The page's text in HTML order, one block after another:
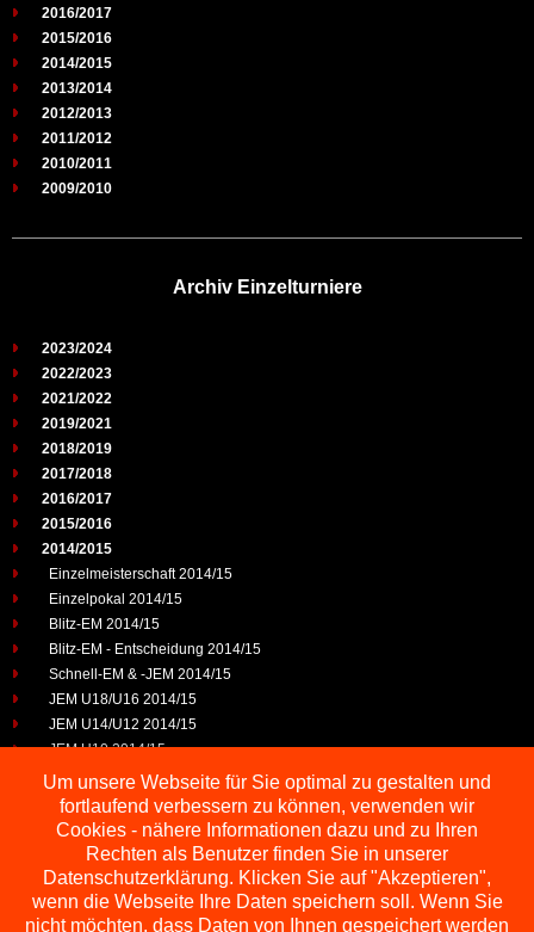
2016/2017
2015/2016
2014/2015
2013/2014
2012/2013
2011/2012
2010/2011
2009/2010
Archiv Einzelturniere
2023/2024
2022/2023
2021/2022
2019/2021
2018/2019
2017/2018
2016/2017
2015/2016
2014/2015
Einzelmeisterschaft 2014/15
Einzelpokal 2014/15
Blitz-EM 2014/15
Blitz-EM - Entscheidung 2014/15
Schnell-EM & -JEM 2014/15
JEM U18/U16 2014/15
JEM U14/U12 2014/15
JEM U10 2014/15
JEP U25 2014/15
2013/2014
2012/2013
2011/2012
2010/2011
2009/2010
Um unsere Webseite für Sie optimal zu gestalten und
fortlaufend verbessern zu können, verwenden wir
Cookies - nähere Informationen dazu und zu Ihren
Rechten als Benutzer finden Sie in unserer
Datenschutzerklärung. Klicken Sie auf "Akzeptieren",
wenn die Webseite Ihre Daten speichern soll. Wenn Sie
nicht möchten, dass Daten von Ihnen gespeichert werden